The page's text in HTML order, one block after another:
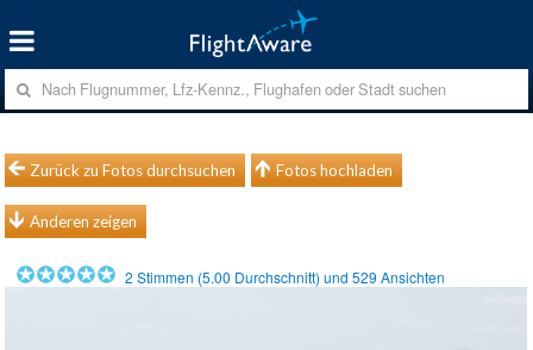
Zurück zu Fotos durchsuchen Fotos hochladen
Anderen zeigen
2 Stimmen (5.00 Durchschnitt) und529 Ansichten